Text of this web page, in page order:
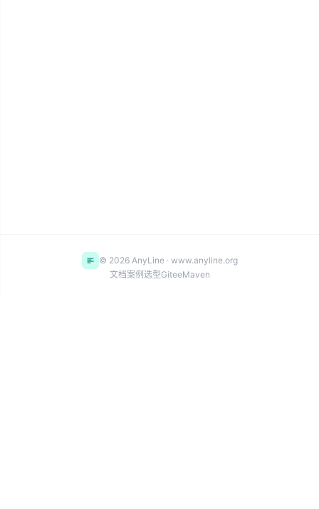
© 2026 AnyLine · www.anyline.org
文档案例 选型GiteeMaven